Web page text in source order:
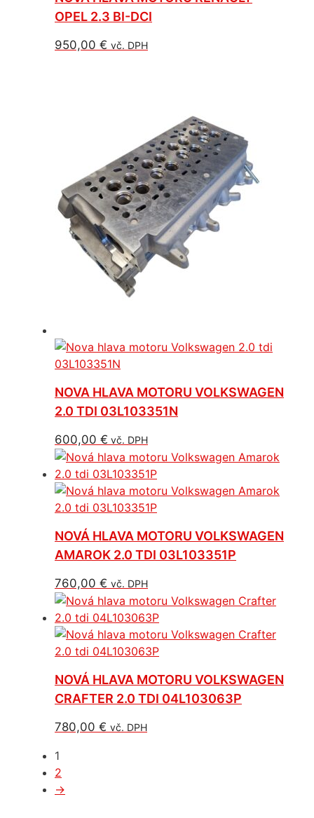
OPEL 2.3 BI-DCI
950,00 € vč. DPH
NOVA HLAVA MOTORU VOLKSWAGEN
2.0 TDI 03L103351N
600,00 € vč. DPH
NOVÁ HLAVA MOTORU VOLKSWAGEN
AMAROK 2.0 TDI 03L103351P
760,00 € vč. DPH
NOVÁ HLAVA MOTORU VOLKSWAGEN
CRAFTER 2.0 TDI 04L103063P
780,00 € vč. DPH
1
2
→